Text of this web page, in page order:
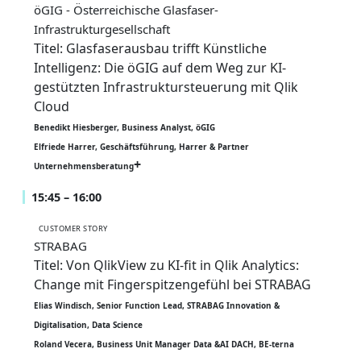
öGIG - Österreichische Glasfaser-
Infrastrukturgesellschaft
Titel: Glasfaserausbau trifft Künstliche
Intelligenz: Die öGIG auf dem Weg zur KI-
gestützten Infrastruktursteuerung mit Qlik
Cloud
Benedikt Hiesberger, Business Analyst, öGIG
Elfriede Harrer, Geschäftsführung, Harrer & Partner
Unternehmensberatung
15:45 – 16:00
CUSTOMER STORY
STRABAG
Titel: Von QlikView zu KI-fit in Qlik Analytics:
Change mit Fingerspitzengefühl bei STRABAG
Elias Windisch, Senior Function Lead, STRABAG Innovation &
Digitalisation, Data Science
Roland Vecera, Business Unit Manager Data &AI DACH, BE-terna